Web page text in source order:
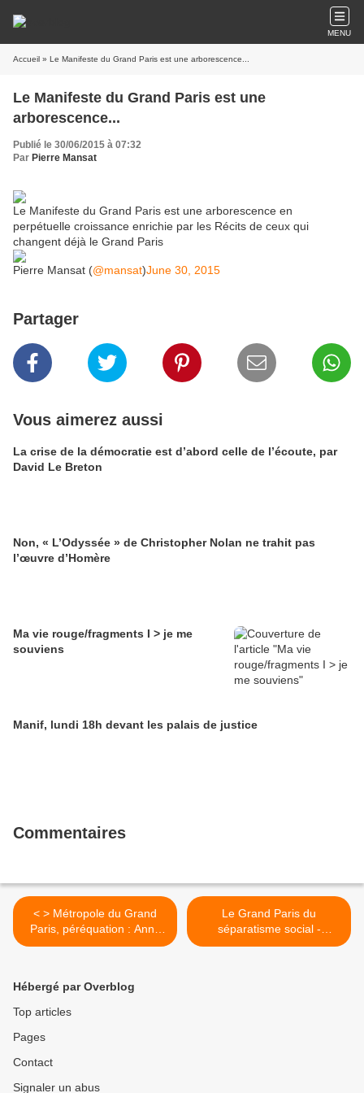
MENU
Accueil » Le Manifeste du Grand Paris est une arborescence...
Le Manifeste du Grand Paris est une
arborescence...
Publié le 30/06/2015 à 07:32
Par Pierre Mansat
Le Manifeste du Grand Paris est une arborescence en
perpétuelle croissance enrichie par les Récits de ceux qui
changent déjà le Grand Paris
Pierre Mansat (@mansat)June 30, 2015
Partager
Vous aimerez aussi
La crise de la démocratie est d’abord celle de l’écoute, par
David Le Breton
Non, « L’Odyssée » de Christopher Nolan ne trahit pas
l’œuvre d’Homère
Ma vie rouge/fragments I > je me
souviens
Manif, lundi 18h devant les palais de justice
Commentaires
< > Métropole du Grand
Paris, péréquation : Anne
Hidalgo dans Les Echos
Le Grand Paris du
séparatisme social -
Hacène... >
Hébergé par Overblog
Top articles
Pages
Contact
Signaler un abus